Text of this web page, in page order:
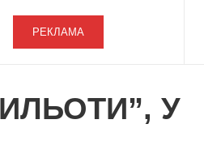
РЕКЛАМА
У